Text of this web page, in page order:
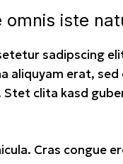
omnis iste
sadipscing
aliquyam erat,
clita kasd
Cras congue